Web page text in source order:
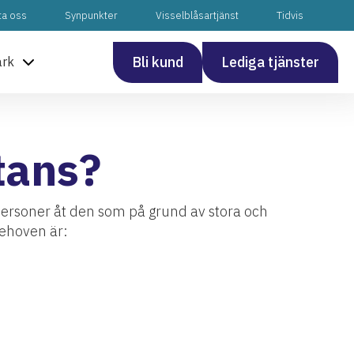
oss Synpunkter Visselblåsartjänst Tidvis
Bli kund Lediga tjänster
åt den som på grund av stora och
är: